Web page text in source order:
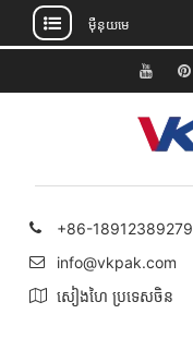
ទៅ
ម៉ឺនុយមេ
យូធូប
+86-18912389279
info@vkpak.com
សៀងហៃ ប្រទេសចិន